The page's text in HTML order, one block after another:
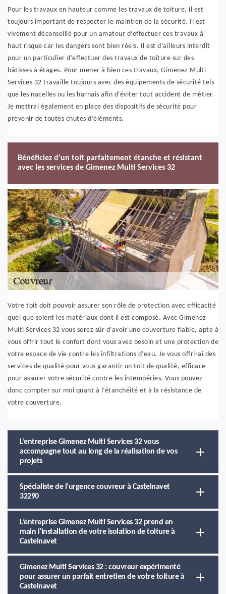
Pour les travaux en hauteur comme les travaux de toiture, il est
toujours important de respecter le maintien de la sécurité. Il est
vivement déconseillé pour un amateur d’effectuer ces travaux à
haut risque car les dangers sont bien réels. Il est d’ailleurs interdit
pour un particulier d’effectuer des travaux de toiture sur des
bâtisses à étages. Pour mener à bien ces travaux, Gimenez Multi
Services 32 travaille toujours avec des équipements de sécurité tels
que les nacelles ou les harnais afin d’éviter tout accident de métier.
Je mettrai également en place des dispositifs de sécurité pour
prévenir de toutes chutes d’éléments.
Bénéficiez d’un toit parfaitement étanche et résistant
avec les services de Gimenez Multi Services 32
Votre toit doit pouvoir assurer son rôle de protection avec efficacité
quel que soient les matériaux dont il est composé. Avec Gimenez
Multi Services 32 vous serez sûr d’avoir une couverture fiable, apte à
vous offrir tout le confort dont vous avez besoin et une protection de
votre espace de vie contre les infiltrations d’eau. Je vous offrirai des
services de qualité pour vous garantir un toit de qualité, efficace
pour assurer votre sécurité contre les intempéries. Vous pouvez
donc compter sur moi quant à l’étanchéité et à la résistance de
votre couverture.
L’entreprise Gimenez Multi Services 32 vous
accompagne tout au long de la réalisation de vos
projets
Spécialiste de l’urgence couvreur à Castelnavet
32290
L’entreprise Gimenez Multi Services 32 prend en
main l’installation de votre isolation de toiture à
Castelnavet
Gimenez Multi Services 32 : couvreur expérimenté
pour assurer un parfait entretien de votre toiture à
Castelnavet